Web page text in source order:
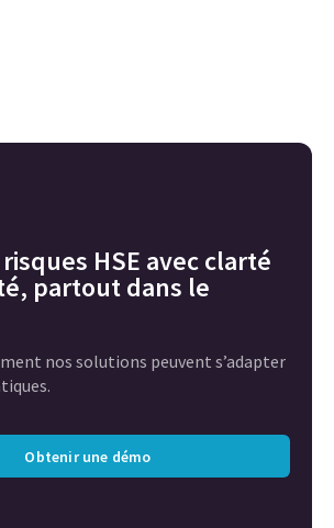
HSE avec clarté
partout dans le
nos solutions peuvent s’adapter
Obtenir une démo